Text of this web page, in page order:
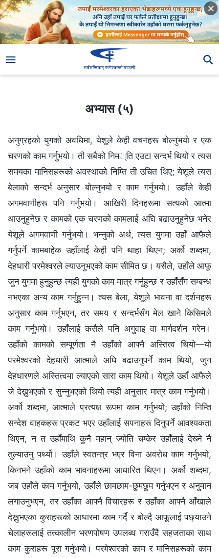
अभ्यास (५)
अनुग्रहको युगको अवधिमा, येशूले केही वचनहरू बोल्नुभयो र एक
चरणको काम गर्नुभयो। ती सबैको निम्ति एउटा सन्दर्भ थियो र त्यस
समयका मानिसहरूको अवस्थाको निम्ति ती उचित थिए; येशूले त्यस
बेलाको सन्दर्भ अनुसार बोल्‍नुभयो र काम गर्नुभयो। उहाँले केही
अगमवाणीहरू पनि गर्नुभयो। आखिरी दिनहरूमा सत्यको आत्मा
आउनुहुनेछ र कामको एक चरणको कामलाई अघि बढाउनुहुनेछ भनेर
येशूले अगमवाणी गर्नुभयो। भन्‍नुको अर्थ, त्यस युगमा उहाँ आफैले
गर्नुपर्ने कामबाहेक उहाँलाई केही पनि थाहा थिएन; अर्को शब्दमा,
देहधारी परमेश्‍वरले ल्याउनुभएको काम सीमित छ। यसैले, उहाँले आफू
जुन युगमा हुनुहुन्छ त्यही युगको काम मात्र गर्नुहुन्छ र उहाँसँग सम्बन्ध
नभएका अन्य काम गर्नुहुन्‍न। त्यस बेला, येशूले भावना वा दर्शनहरू
अनुसार काम गर्नुभएन, तर समय र सन्दर्भसँग मेल खाने किसिमले
काम गर्नुभयो। उहाँलाई कसैले पनि अगुवाइ वा मार्गदर्शन गरेन।
उहाँको कामको सम्पूर्णता नै उहाँको आफ्नै अस्तित्व थियो—यो
परमेश्‍वरको देहधारी आत्माले अघि बढाउनुपर्ने काम थियो, जुन
देहधारणले अस्तित्वमा ल्याएको सारा काम थियो। येशूले उहाँ आफैले
जे देख्नुभएको र सुन्‍नुभएको थियो त्यही अनुसार मात्र काम गर्नुभयो।
अर्को शब्दमा, आत्माले प्रत्यक्ष रूपमा काम गर्नुभयो; उहाँको निम्ति
सन्देश वाहकहरू प्रकट भएर उहाँलाई सपनाहरू दिनुपर्ने आवश्यकता
थिएन, न त उहाँमाथि कुनै महान् ज्योति चम्केर उहाँलाई देख्‍ने नै
तुल्याउनु पर्थ्यो। उहाँले स्वतन्त्र भएर विना अवरोध काम गर्नुभयो,
किनभने उहाँको काम भावनाहरूमा आधारित थिएन। अर्को शब्दमा,
जब उहाँले काम गर्नुभयो, उहाँले छामछाम-छुमछुम गर्नुभएन र अनुमान
लगाउनुभएन, तर उहाँका आफ्नै विचारहरू र उहाँका आफ्नै आँखाले
देख्नुभएका कुराहरूको आधारमा काम गर्दै र बोल्दै आफूलाई पछ्याउने
चेलाहरूलाई तत्कालीन भरणपोषण उपलब्ध गराउँदै सहजताका साथ
काम कुराहरू पूरा गर्नुभयो। परमेश्‍वरको काम र मानिसहरूको काम